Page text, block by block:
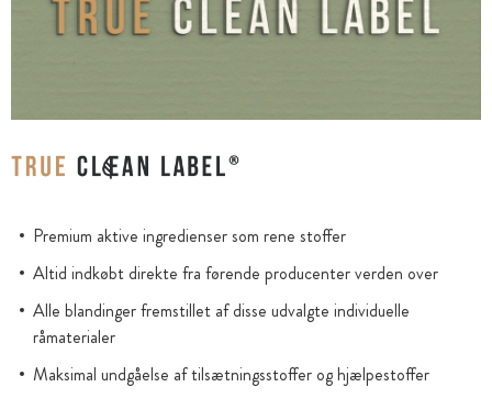
Premium aktive ingredienser som rene stoffer
Altid indkøbt direkte fra førende producenter verden over
Alle blandinger fremstillet af disse udvalgte individuelle
råmaterialer
Maksimal undgåelse af tilsætningsstoffer og hjælpestoffer